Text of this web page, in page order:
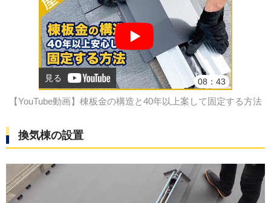
見る 08：43
【YouTube動画】棟板金の構造と40年以上案して固定する方法
換気棟の設置